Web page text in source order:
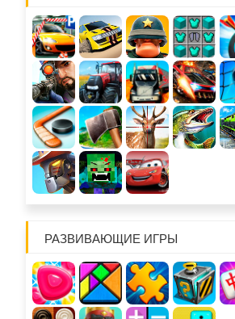
РАЗВИВАЮЩИЕ ИГРЫ